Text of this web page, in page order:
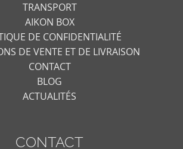
TRANSPORT
AIKON BOX
DE CONFIDENTIALITÉ
DE VENTE ET DE LIVRAISON
CONTACT
BLOG
ACTUALITÉS
CONTACT